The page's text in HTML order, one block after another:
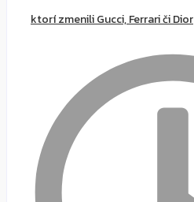
ktorí zmenili Gucci, Ferrari či Dior